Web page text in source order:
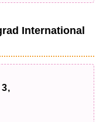
International